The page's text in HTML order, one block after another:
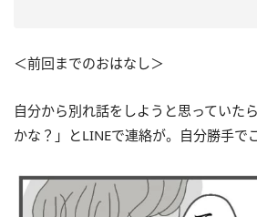
＜前回までのおはなし＞
自分から別れ話をしようと思っていた
かな？」とLINEで連絡が。自分勝手で